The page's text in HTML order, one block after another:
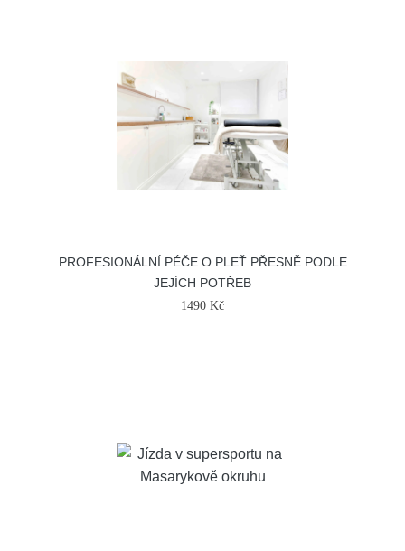
PROFESIONÁLNÍ PÉČE O PLEŤ PŘESNĚ PODLE
JEJÍCH POTŘEB
1490 Kč